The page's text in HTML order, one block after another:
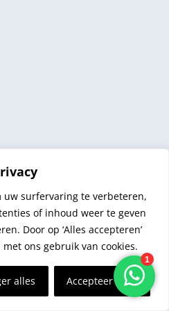
uw surfervaring te verbeteren,
of inhoud weer te geven
Door op ‘Alles accepteren’
ons gebruik van cookies.
alles Accepteer alles